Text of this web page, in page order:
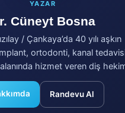
YAZAR
Cüneyt Bosna
/ Çankaya’da 40 yılı aşkın
ortodonti, kanal
hizmet veren diş
Randevu Al